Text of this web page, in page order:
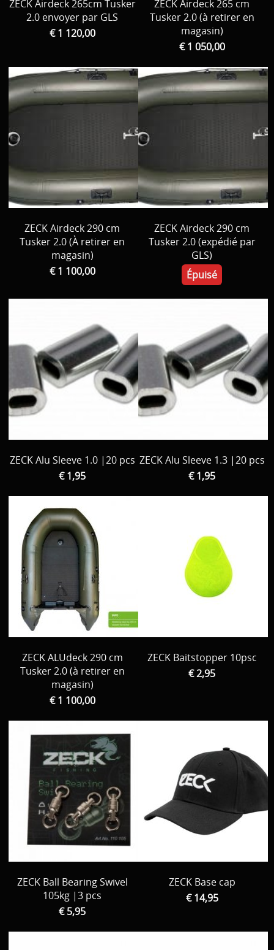
ZECK Airdeck 265cm Tusker
2.0 envoyer par GLS
€ 1 120,00
ZECK Airdeck 265 cm
Tusker 2.0 (à retirer en
magasin)
€ 1 050,00
ZECK Airdeck 290 cm
Tusker 2.0 (À retirer en
magasin)
€ 1 100,00
ZECK Airdeck 290 cm
Tusker 2.0 (expédié par
GLS)
Épuisé
ZECK Alu Sleeve 1.0 |20 pcs
€ 1,95
ZECK Alu Sleeve 1.3 |20 pcs
€ 1,95
ZECK ALUdeck 290 cm
Tusker 2.0 (à retirer en
magasin)
€ 1 100,00
ZECK Baitstopper 10psc
€ 2,95
ZECK Ball Bearing Swivel
105kg |3 pcs
€ 5,95
ZECK Base cap
€ 14,95